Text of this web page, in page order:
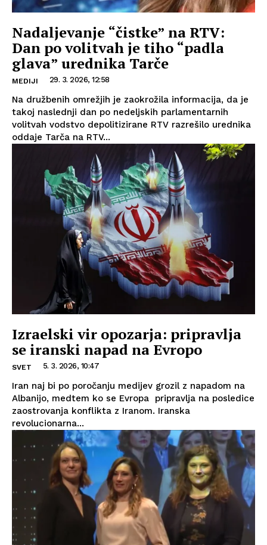
Nadaljevanje “čistke” na RTV:
Dan po volitvah je tiho “padla
glava” urednika Tarče
MEDIJI 29. 3. 2026, 12:58
Na družbenih omrežjih je zaokrožila informacija, da je
takoj naslednji dan po nedeljskih parlamentarnih
volitvah vodstvo depolitizirane RTV razrešilo urednika
oddaje Tarča na RTV...
Izraelski vir opozarja: pripravlja
se iranski napad na Evropo
SVET 5. 3. 2026, 10:47
Iran naj bi po poročanju medijev grozil z napadom na
Albanijo, medtem ko se Evropa pripravlja na posledice
zaostrovanja konflikta z Iranom. Iranska
revolucionarna...